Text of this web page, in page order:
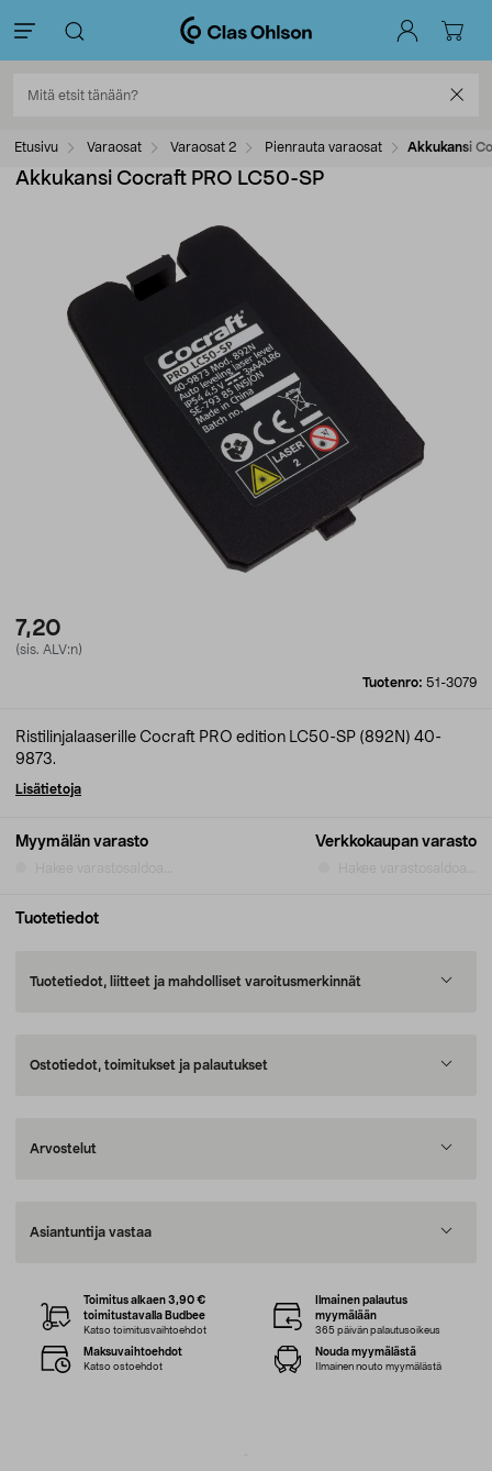
Etusivu Varaosat Varaosat 2 Pienrauta varaosat Akkukansi
Akkukansi Cocraft PRO LC50-SP
7,20
(sis. ALV:n)
Tuotenro: 51-3079
Myymälän varasto Verkkokaupan varasto
Ristilinjalaaserille Cocraft PRO edition LC50-SP (892N) 40-
9873.
Lisätietoja
Tuotetiedot
Tuotetiedot, liitteet ja mahdolliset varoitusmerkinnät
Ostotiedot, toimitukset ja palautukset
Arvostelut
Asiantuntija vastaa
Toimitus alkaen 3,90 €
toimitustavalla Budbee
Katso toimitusvaihtoehdot
Ilmainen palautus
myymälään
365 päivän palautusoikeus
Maksuvaihtoehdot
Katso ostoehdot
Nouda myymälästä
Ilmainen nouto myymälästä